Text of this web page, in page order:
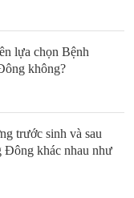
lựa chọn Bệnh
không?
trước sinh và sau
khác nhau như